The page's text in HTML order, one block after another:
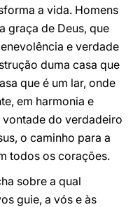
a vida. Homens
graça de Deus, que
e verdade
duma casa que
que é um lar, onde
em harmonia e
do verdadeiro
o caminho para a
todos os corações.
sobre a qual
guie, a vós e às